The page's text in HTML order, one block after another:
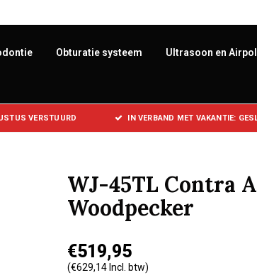
Obturatie systeem Ultrasoon en
VERSTUURD IN VERBAND MET VAKANTIE:
WJ-45TL Contra
Woodpecker
€519,95
(€629,14 Incl. btw)